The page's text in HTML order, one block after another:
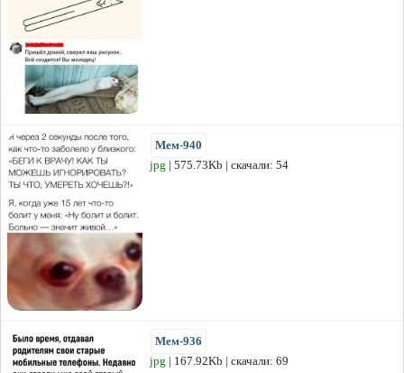
Мем-940
jpg | 575.73Kb | скачали: 54
Мем-936
jpg | 167.92Kb | скачали: 69